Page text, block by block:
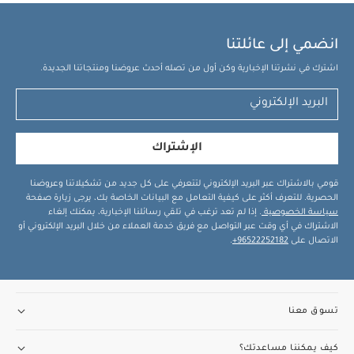
انضمي إلى عائلتنا
اشترك في نشرتنا الإخبارية وكن أول من تصله أحدث عروضنا ومنتجاتنا الجديدة.
الإشتراك
قومي بالاشتراك عبر البريد الإلكتروني لتتعرفي على كل جديد من تشكيلاتنا وعروضنا
الحصرية. للتعرف أكثر على كيفية التعامل مع البيانات الخاصة بك، يرجى زيارة صفحة
سياسة الخصوصية . إذا لم تعد ترغب في تلقي رسائلنا الإخبارية، يمكنك إلغاء
الاشتراك في أي وقت عبر التواصل مع فريق خدمة العملاء من خلال البريد الإلكتروني أو
الاتصال على 96522252182+
.
تسوق معنا
كيف يمكننا مساعدتك؟